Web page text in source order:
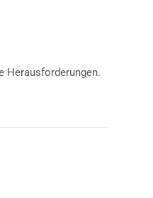
Herausforderungen.